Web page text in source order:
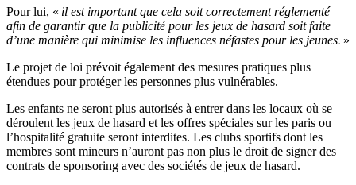
Pour lui, « il est important que cela soit correctement réglementé
afin de garantir que la publicité pour les jeux de hasard soit faite
d’une manière qui minimise les influences néfastes pour les jeunes. »
Le projet de loi prévoit également des mesures pratiques plus
étendues pour protéger les personnes plus vulnérables.
Les enfants ne seront plus autorisés à entrer dans les locaux où se
déroulent les jeux de hasard et les offres spéciales sur les paris ou
l’hospitalité gratuite seront interdites. Les clubs sportifs dont les
membres sont mineurs n’auront pas non plus le droit de signer des
contrats de sponsoring avec des sociétés de jeux de hasard.